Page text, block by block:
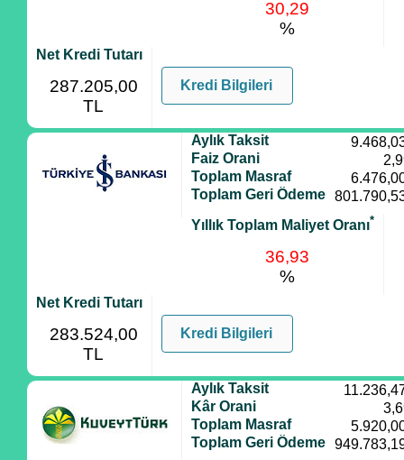
30,29
%
Net Kredi Tutarı
287.205,00
TL
Kredi Bilgileri
Aylık Taksit
Faiz Orani
Toplam Masraf
Toplam Geri Ödeme
Yıllık Toplam Maliyet Oranı*
36,93
%
Net Kredi Tutarı
283.524,00
TL
Kredi Bilgileri
Aylık Taksit
Kâr Orani
Toplam Masraf
Toplam Geri Ödeme